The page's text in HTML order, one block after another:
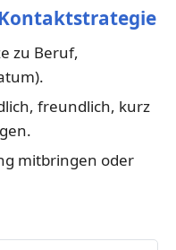
zu Beruf,
freundlich, kurz
mitbringen oder